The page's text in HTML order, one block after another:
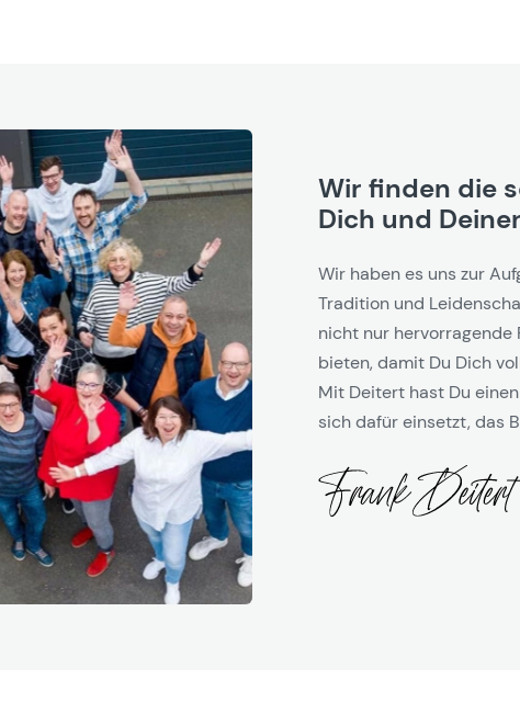
Wir finden die
Dich und
Wir haben es uns zur
Tradition und
nicht nur hervorragende
bieten, damit Du Dich
Mit Deitert hast Du
sich dafür einsetzt, das